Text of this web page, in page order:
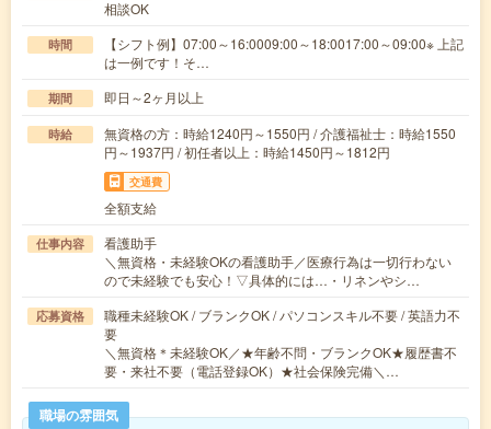
相談OK
時間
【シフト例】07:00～16:0009:00～18:0017:00～09:00※ 上記
は一例です！そ…
期間 即日～2ヶ月以上
時給
無資格の方：時給1240円～1550円 / 介護福祉士：時給1550
円～1937円 / 初任者以上：時給1450円～1812円
交通費
全額支給
仕事内容
看護助手
＼無資格・未経験OKの看護助手／医療行為は一切行わない
ので未経験でも安心！▽具体的には…・リネンやシ…
応募資格
職種未経験OK / ブランクOK / パソコンスキル不要 / 英語力不
要
＼無資格＊未経験OK／★年齢不問・ブランクOK★履歴書不
要・来社不要（電話登録OK）★社会保険完備＼…
職場の雰囲気